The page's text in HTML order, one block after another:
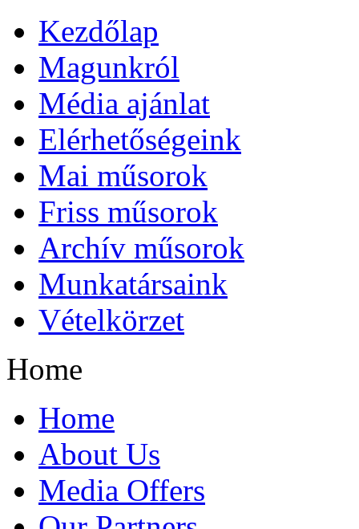
Kezdőlap
Magunkról
Média ajánlat
Elérhetőségeink
Mai műsorok
Friss műsorok
Archív műsorok
Munkatársaink
Vételkörzet
Home
Home
About Us
Media Offers